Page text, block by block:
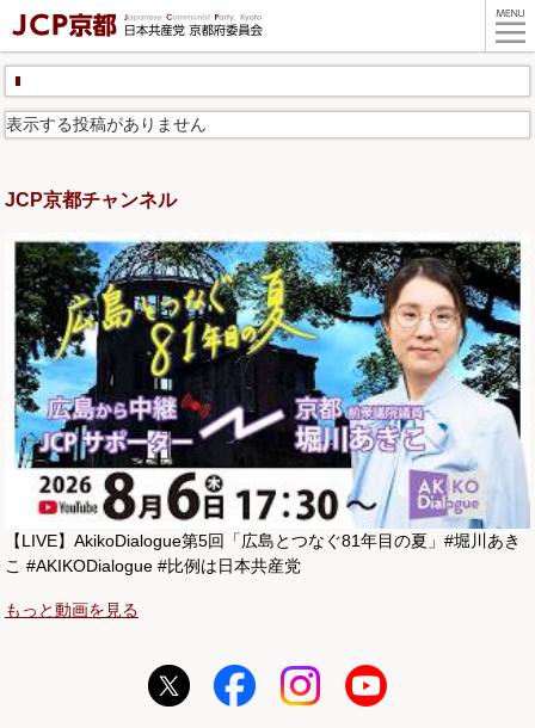
表示する投稿がありません
JCP京都チャンネル
【LIVE】AkikoDialogue第5回「広島とつなぐ81年目の夏」#堀川あき
こ #AKIKODialogue #比例は日本共産党
もっと動画を見る